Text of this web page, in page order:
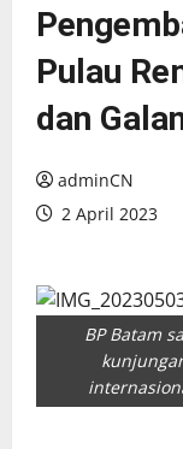
Pulau
dan
adminCN
2 April 2023
BP Batam